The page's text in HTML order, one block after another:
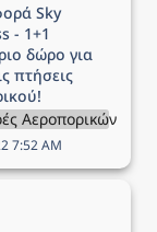
Sky
- 1+1
δώρο για
πτήσεις
Αεροπορικών
7:52 AM
Express -